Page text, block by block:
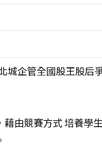
企管全國股王股后
由競賽方式 培養學